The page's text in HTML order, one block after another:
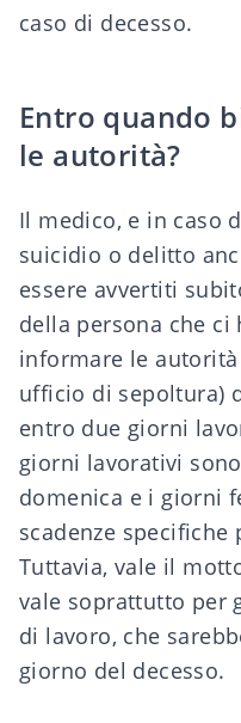
caso di decesso.
Entro quando
le autorità?
Il medico, e in caso
suicidio o delitto
essere avvertiti
della persona che ci
informare le
ufficio di sepoltura)
entro due giorni
giorni lavorativi
domenica e i giorni
scadenze
Tuttavia, vale il
vale soprattutto per
di lavoro, che
giorno del decesso.